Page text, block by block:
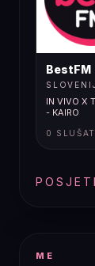
BestFM
IN VIVO X
- KAIRO
0
ME